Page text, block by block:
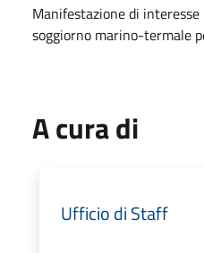
Manifestazione di
soggiorno marino-termale
A cura di
Ufficio di Staff